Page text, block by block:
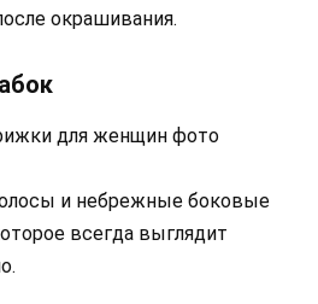
окрашивания.
и небрежные боковые
всегда выглядит